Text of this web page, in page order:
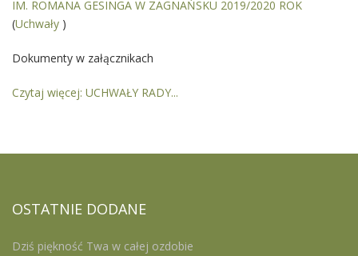
IM. ROMANA GESINGA W ZAGNAŃSKU 2019/2020 ROK
(Uchwały )
Dokumenty w załącznikach
Czytaj więcej: UCHWAŁY RADY...
OSTATNIE DODANE
Dziś piękność Twa w całej ozdobie